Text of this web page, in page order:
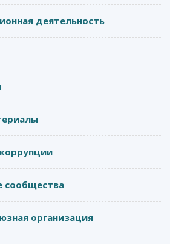
деятельность
сообщества
организация